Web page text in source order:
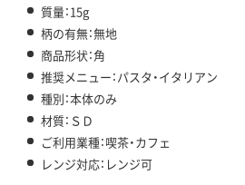
質量：15g
柄の有無：無地
商品形状：角
推奨メニュー：パスタ・イタリアン
種別：本体のみ
材質：ＳＤ
ご利用業種：喫茶・カフェ
レンジ対応：レンジ可